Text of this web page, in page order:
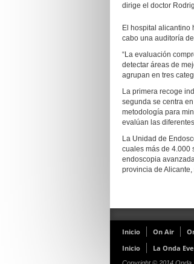
dirige el doctor
El hospital alicantino
cabo una auditoría
“La evaluación
detectar áreas de
agrupan en tres
La primera recoge
segunda se centra
metodología para
evalúan las
La Unidad de
cuales más de 4.000
endoscopia
provincia de
Inicio On Air
Inicio
La Onda